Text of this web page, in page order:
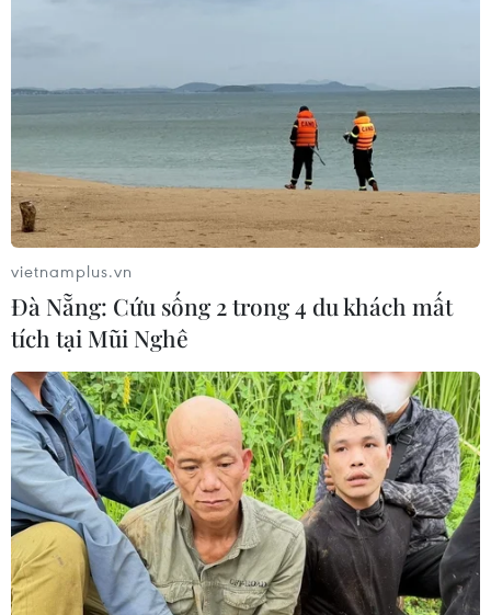
05/08/2019 03:07
Ẩn sau vẻ đẹp lộng lẫy của những loại trang sức chế
tác từ ngà voi, kèm những lời chào mời có cánh, là
những tiếng thét thảm thương, là dòng máu tươi chảy ra
từ thân xác của “người bạn lớn.”
vietnamplus.vn
Đà Nẵng: Cứu sống 2 trong 4 du khách mất
tích tại Mũi Nghê